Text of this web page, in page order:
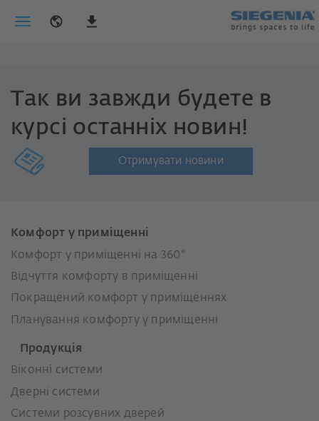
Так ви завжди будете в
курсі останніх новин!
Отримувати новини
Комфорт у приміщенні
Комфорт у приміщенні на 360°
Відчуття комфорту в приміщенні
Покращений комфорт у приміщеннях
Планування комфорту у приміщенні
Продукція
Віконні системи
Дверні системи
Системи розсувних дверей